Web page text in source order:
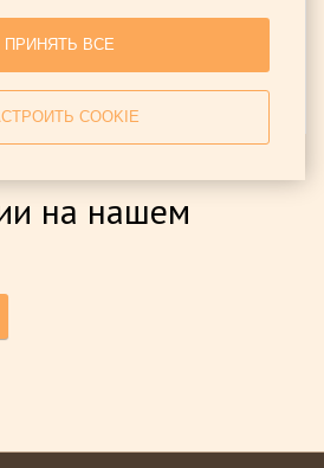
ПРИНЯТЬ ВСЕ
COOKIE
на нашем